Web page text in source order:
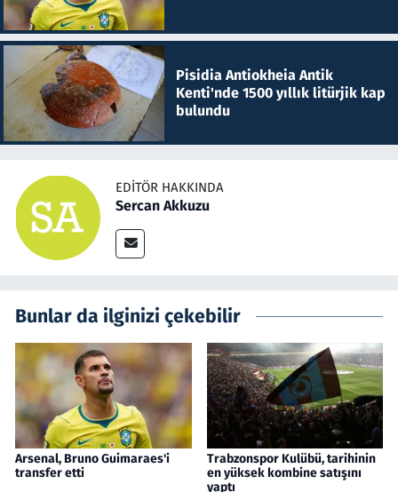
Pisidia Antiokheia Antik
Kenti'nde 1500 yıllık litürjik kap
bulundu
EDITÖR HAKKINDA
Sercan Akkuzu
Bunlar da ilginizi çekebilir
Arsenal, Bruno Guimaraes'i
transfer etti
Trabzonspor Kulübü, tarihinin
en yüksek kombine satışını
yaptı